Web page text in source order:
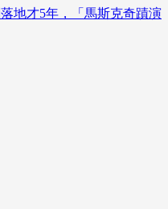
地才5年，「馬斯克奇蹟演